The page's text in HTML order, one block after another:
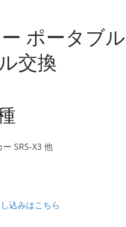
ポータブ
交換
SRS-X3 他
込みはこちら